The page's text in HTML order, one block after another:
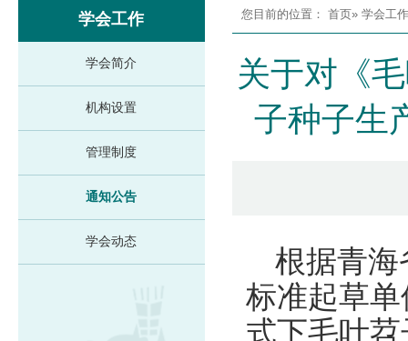
学会工作
学会简介
机构设置
管理制度
通知公告
学会动态
您目前的位置： 首页» 学会工作
关于对《
子种子生
根据青海
标准起草
式下毛叶